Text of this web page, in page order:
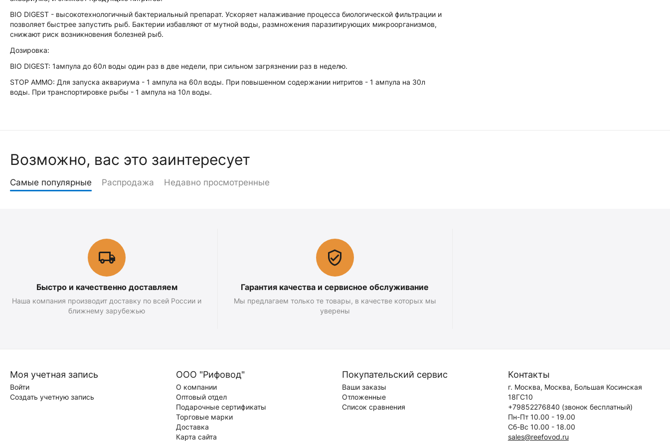
BIO DIGEST - высокотехнологичный бактериальный препарат. Ускоряет налаживание процесса биологической фильтрации и
позволяет быстрее запустить рыб. Бактерии избавляют от мутной воды, размножения паразитирующих микроорганизмов,
снижают риск возникновения болезней рыб.
Дозировка:
BIO DIGEST: 1ампула до 60л воды один раз в две недели, при сильном загрязнении раз в неделю.
STOP AMMO: Для запуска аквариума - 1 ампула на 60л воды. При повышенном содержании нитритов - 1 ампула на 30л
воды. При транспортировке рыбы - 1 ампула на 10л воды.
Возможно, вас это заинтересует
Самые популярные Распродажа Недавно просмотренные
Быстро и качественно доставляем
Наша компания производит доставку по всей России и
ближнему зарубежью
Гарантия качества и сервисное обслуживание
Мы предлагаем только те товары, в качестве которых мы
уверены
Моя учетная запись
Войти
Создать учетную запись
ООО "Рифовод"
О компании
Оптовый отдел
Подарочные сертификаты
Торговые марки
Доставка
Карта сайта
Покупательский сервис
Ваши заказы
Отложенные
Список сравнения
Контакты
г. Москва, Москва, Большая Косинская
18ГС10
+79852276840 (звонок бесплатный)
Пн-Пт 10.00 - 19.00
Сб-Вс 10.00 - 18.00
sales@reefovod.ru